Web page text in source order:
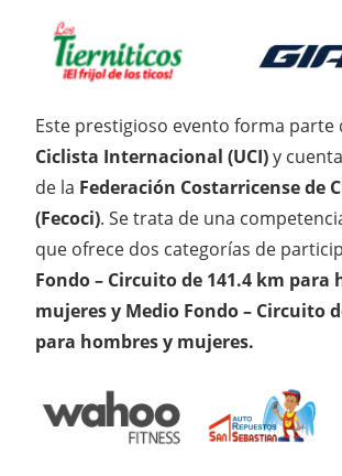
Este prestigioso evento forma parte
Ciclista Internacional (UCI)y
de la Federación Costarricense de
(Fecoci). Se trata de una
que ofrece dos categorías de
Fondo – Circuito de 141.4 km para
mujeres y Medio Fondo – Circuito
para hombres y mujeres.